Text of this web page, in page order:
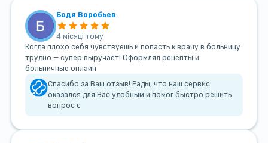
Бодя Воробьев
4 місяці тому
Когда плохо себя чувствуешь и попасть к врачу в больницу
трудно — супер выручает! Оформлял рецепты и
больничные онлайн
Спасибо за Ваш отзыв! Рады, что наш сервис
оказался для Вас удобным и помог быстро решить
вопрос с